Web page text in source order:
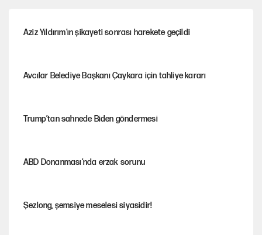
Aziz Yıldırım’ın şikayeti sonrası harekete geçildi
Avcılar Belediye Başkanı Çaykara için tahliye kararı
Trump’tan sahnede Biden göndermesi
ABD Donanması’nda erzak sorunu
Şezlong, şemsiye meselesi siyasidir!